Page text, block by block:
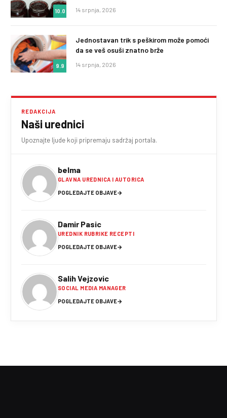
10.0 14 srpnja, 2026
9.9
Jednostavan trik s peškirom može pomoći
da se veš osuši znatno brže
14 srpnja, 2026
REDAKCIJA
Naši urednici
Upoznajte ljude koji pripremaju sadržaj portala.
belma
GLAVNA UREDNICA I AUTORICA
POGLEDAJTE OBJAVE→
Damir Pasic
UREDNIK RUBRIKE RECEPTI
POGLEDAJTE OBJAVE→
Salih Vejzovic
SOCIAL MEDIA MANAGER
POGLEDAJTE OBJAVE→